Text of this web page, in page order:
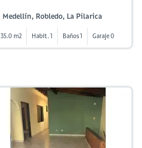
Medellín, Robledo, La Pilarica
35.0 m2 Habit. 1 Baños 1 Garaje 0